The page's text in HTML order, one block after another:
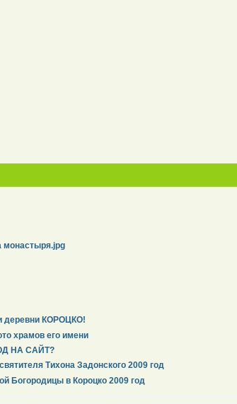
монастыря.jpg
деревни КОРОЦКО!
храмов его имени
НА САЙТ?
Тихона Задонского 2009 год
Богородицы в Короцко 2009 год